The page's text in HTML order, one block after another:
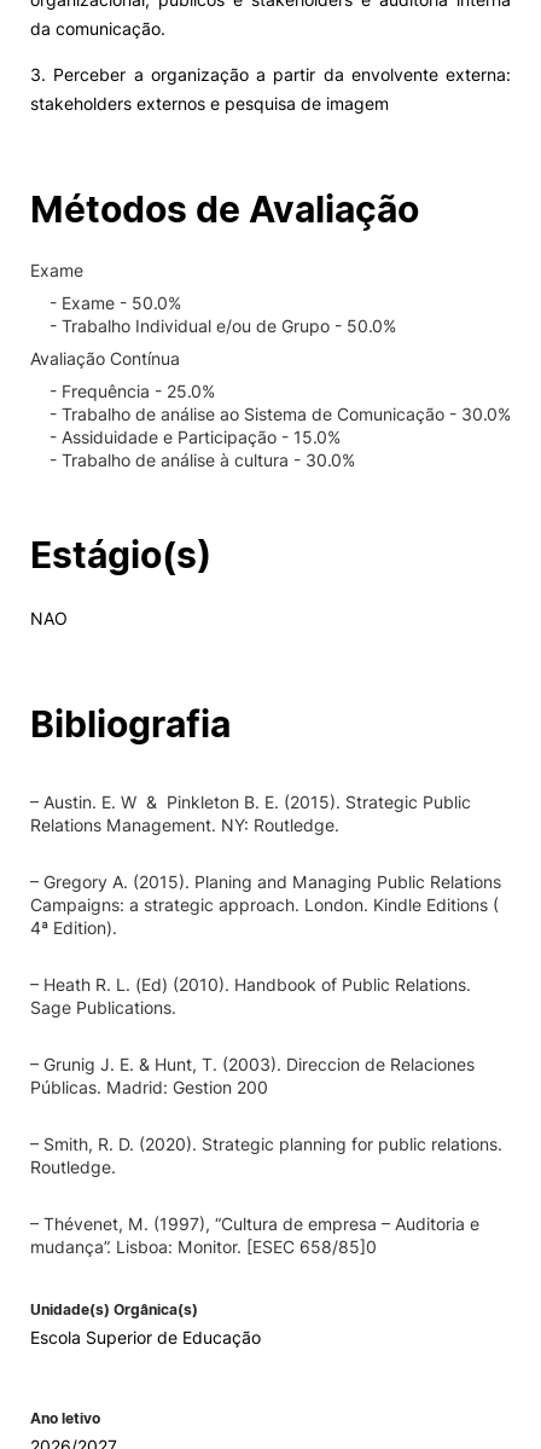
da comunicação.
3. Perceber a organização a partir da envolvente externa:
stakeholders externos e pesquisa de imagem
Métodos de Avaliação
Exame
- Exame - 50.0%
- Trabalho Individual e/ou de Grupo - 50.0%
Avaliação Contínua
- Frequência - 25.0%
- Trabalho de análise ao Sistema de Comunicação - 30.0%
- Assiduidade e Participação - 15.0%
- Trabalho de análise à cultura - 30.0%
Estágio(s)
NAO
Bibliografia
– Austin. E. W & Pinkleton B. E. (2015). Strategic Public
Relations Management. NY: Routledge.
– Gregory A. (2015). Planing and Managing Public Relations
Campaigns: a strategic approach. London. Kindle Editions (
4ª Edition).
– Heath R. L. (Ed) (2010). Handbook of Public Relations.
Sage Publications.
– Grunig J. E. & Hunt, T. (2003). Direccion de Relaciones
Públicas. Madrid: Gestion 200
– Smith, R. D. (2020). Strategic planning for public relations.
Routledge.
– Thévenet, M. (1997), “Cultura de empresa – Auditoria e
mudança”. Lisboa: Monitor. [ESEC 658/85]0
Unidade(s) Orgânica(s)
Escola Superior de Educação
Ano letivo